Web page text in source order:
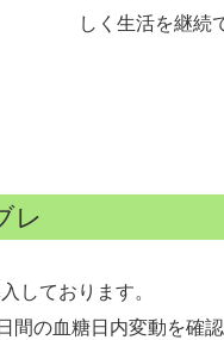
しく生活を継続
レ
しております。
の血糖日内変動を確